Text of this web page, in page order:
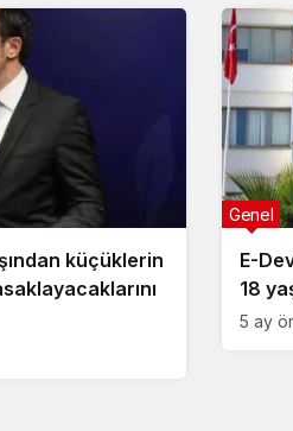
küçüklerin
E-
18
Genel
5 ay